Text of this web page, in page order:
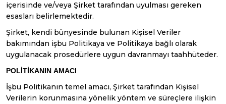
içerisinde ve/veya Şirket tarafından uyulması gereken
esasları belirlemektedir.
Şirket, kendi bünyesinde bulunan Kişisel Veriler
bakımından işbu Politikaya ve Politikaya bağlı olarak
uygulanacak prosedürlere uygun davranmayı taahhüteder.
POLİTİKANIN AMACI
İşbu Politikanın temel amacı, Şirket tarafından Kişisel
Verilerin korunmasına yönelik yöntem ve süreçlere ilişkin